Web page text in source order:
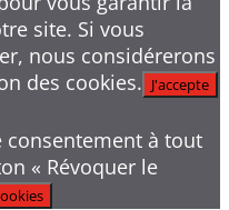
site. Si vous
nous considérerons
des cookies. J'accepte
consentement à tout
« Révoquer le